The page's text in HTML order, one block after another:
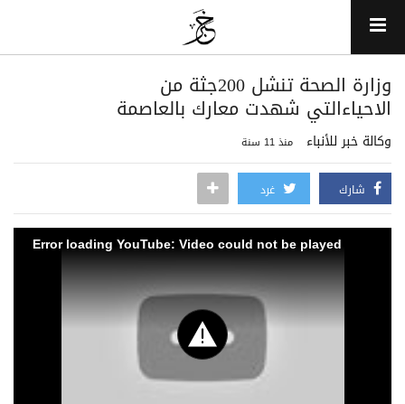
وزارة الصحة تنشل 200جثة من
الاحياءالتي شهدت معارك بالعاصمة
وكالة خبر للأنباء منذ 11 سنة
شارك غرد
Error loading YouTube: Video could not be played